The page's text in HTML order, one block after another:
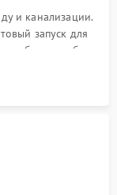
и канализации.
запуск для
сбоев в работе